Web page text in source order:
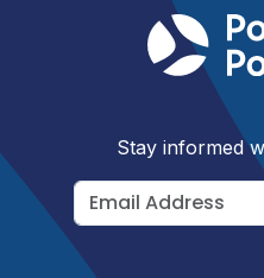
Stay informed